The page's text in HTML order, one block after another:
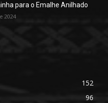
para o Emalhe Anilhado
2024
152
96